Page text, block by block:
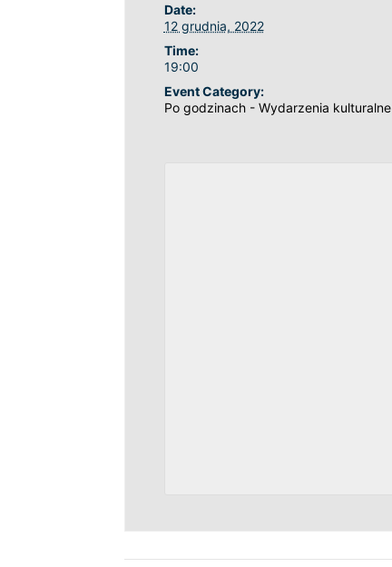
Date:
12 grudnia, 2022
Time:
19:00
Event Category:
Po godzinach - Wydarzenia kulturalne